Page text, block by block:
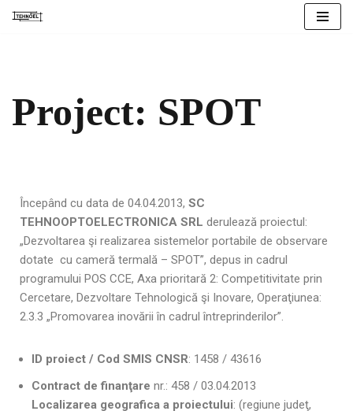
Project: SPOT
Începând cu data de 04.04.2013, SC
TEHNOOPTOELECTRONICA SRL derulează proiectul:
„Dezvoltarea şi realizarea sistemelor portabile de observare
dotate cu cameră termală – SPOT”, depus in cadrul
programului POS CCE, Axa prioritară 2: Competitivitate prin
Cercetare, Dezvoltare Tehnologică şi Inovare, Operaţiunea:
2.3.3 „Promovarea inovării în cadrul întreprinderilor”.
ID proiect / Cod SMIS CNSR: 1458 / 43616
Contract de finanţare nr.: 458 / 03.04.2013
Localizarea geografica a proiectului: (regiune judeţ,